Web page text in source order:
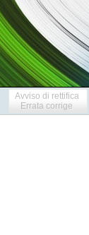
Avviso di rettifica
Errata corrige